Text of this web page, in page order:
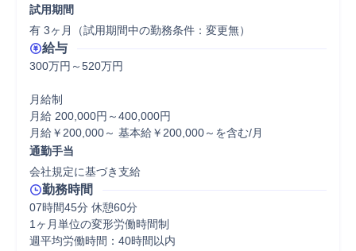
試用期間
有 3ヶ月（試用期間中の勤務条件：変更無）
給与
300万円～520万円
月給制
月給 200,000円～400,000円
月給￥200,000～ 基本給￥200,000～を含む/月
通勤手当
会社規定に基づき支給
勤務時間
07時間45分 休憩60分
1ヶ月単位の変形労働時間制